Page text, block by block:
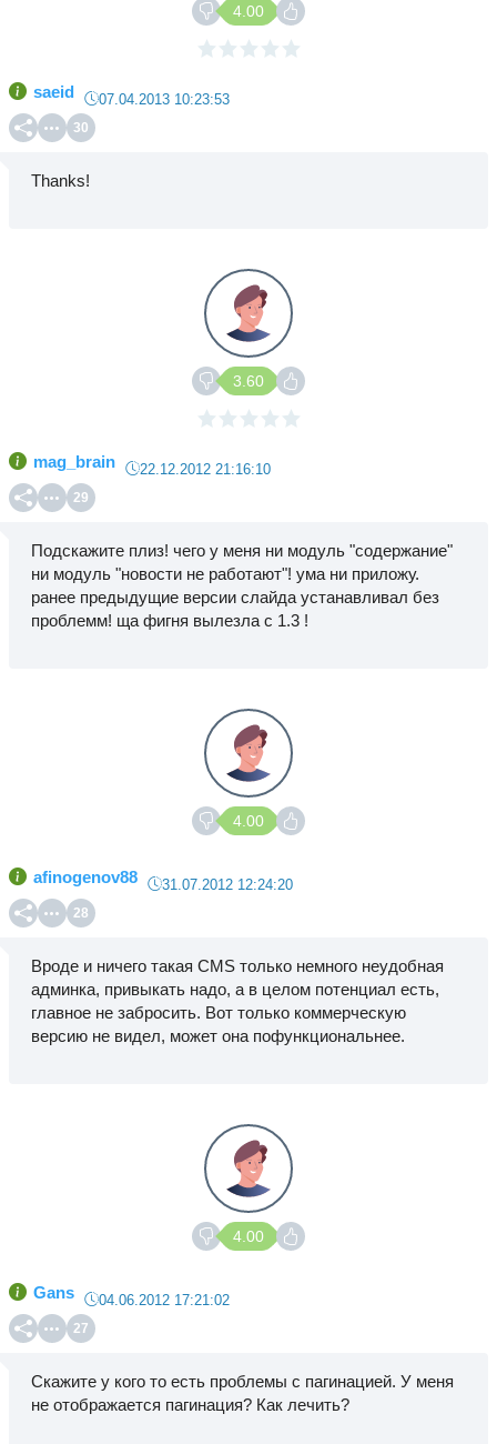
4.00
saeid 07.04.2013 10:23:53
30
Thanks!
3.60
mag_brain 22.12.2012 21:16:10
29
Подскажите плиз! чего у меня ни модуль "содержание"
ни модуль "новости не работают"! ума ни приложу.
ранее предыдущие версии слайда устанавливал без
проблемм! ща фигня вылезла с 1.3 !
4.00
afinogenov88 31.07.2012 12:24:20
28
Вроде и ничего такая CMS только немного неудобная
админка, привыкать надо, а в целом потенциал есть,
главное не забросить. Вот только коммерческую
версию не видел, может она пофункциональнее.
4.00
Gans 04.06.2012 17:21:02
27
Скажите у кого то есть проблемы с пагинацией. У меня
не отображается пагинация? Как лечить?